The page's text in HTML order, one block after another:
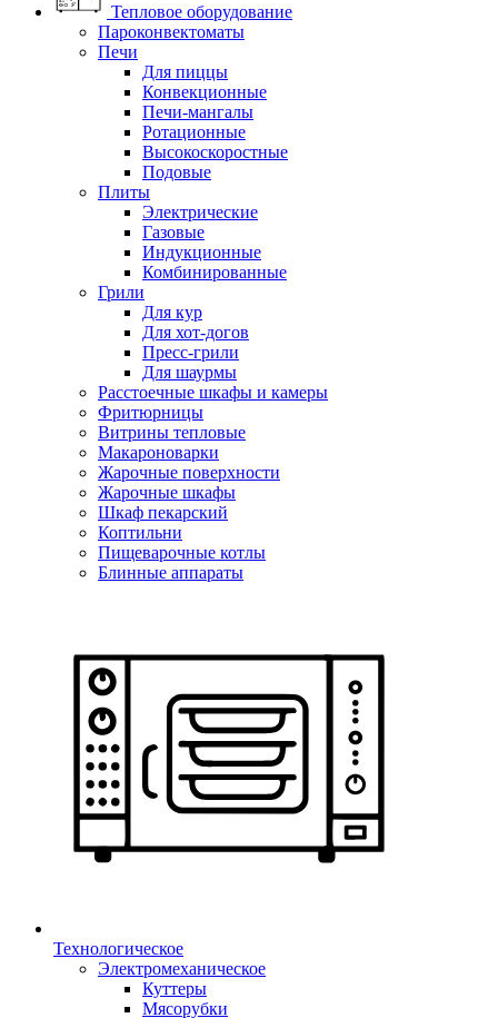
Тепловое оборудование
Пароконвектоматы
Печи
Для пиццы
Конвекционные
Печи-мангалы
Ротационные
Высокоскоростные
Подовые
Плиты
Электрические
Газовые
Индукционные
Комбинированные
Грили
Для кур
Для хот-догов
Пресс-грили
Для шаурмы
Расстоечные шкафы и камеры
Фритюрницы
Витрины тепловые
Макароноварки
Жарочные поверхности
Жарочные шкафы
Шкаф пекарский
Коптильни
Пищеварочные котлы
Блинные аппараты
Технологическое
Электромеханическое
Куттеры
Мясорубки